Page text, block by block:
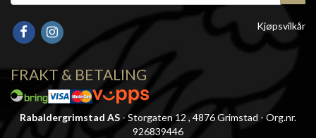
Kjøpsvilkår
FRAKT & BETALING
Rabaldergrimstad AS - Storgaten 12 , 4876 Grimstad - Org.nr.
926839446